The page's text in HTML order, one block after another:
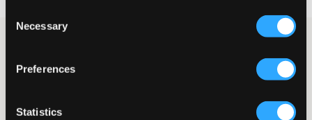
Selection
Necessary
Preferences
Statistics
Sweat à capuche de Sail Racing dans une nuance de vert. Le
placé sur la poitrine. Le logo est également imprimé sur la
capuche. À l'avant, il y a une poche kangourou et des bords-
Sweat à capuche